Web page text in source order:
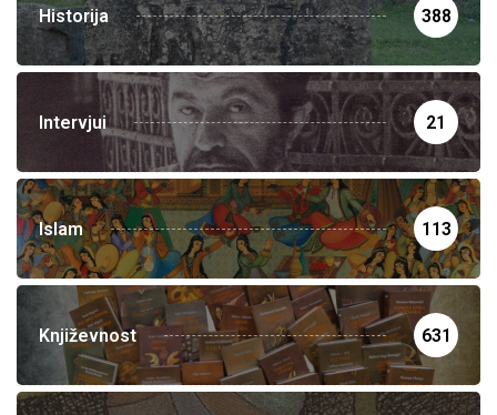
Historija 388
Intervjui 21
Islam 113
Književnost 631